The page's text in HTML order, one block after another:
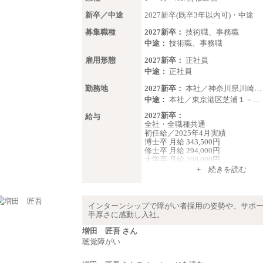
新卒／中途
2027新卒(既卒3年以内可)・中途
募集職種
2027新卒： 技術職、事務職
中途： 技術職、事務職
雇用形態
2027新卒： 正社員
中途： 正社員
勤務地
2027新卒： 本社／神奈川県川崎…
中途： 本社／東京港区芝浦１－…
給与
2027新卒：
全社・全職種共通
初任給／2025年4月実績
博士卒 月給 343,500円
修士卒 月給 294,000円
大学卒 月給 269,000円
※試用期間の給与に変更はござい
します。
2025年新卒初任給 大学卒／月給
000円
+ 続きを読む
インターンシップで障がい者採用の姿勢や、サポ
手厚さに感動し入社。
増田 匠吾 さん
聴覚障がい